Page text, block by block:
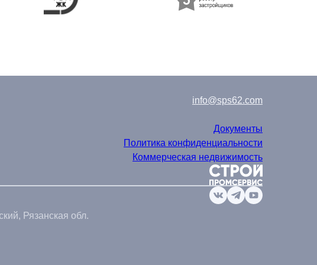
info@sps62.com
Документы
Политика конфиденциальности
Коммерческая недвижимость
Рязанская обл.